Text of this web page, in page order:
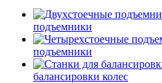
подъемники
подъемники
балансировки колес